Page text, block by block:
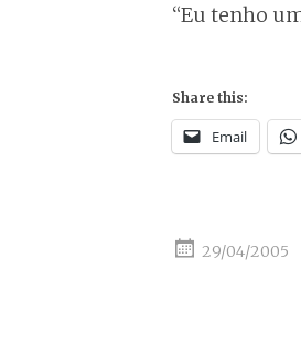
“Eu tenho
Share this:
Email
29/04/2005